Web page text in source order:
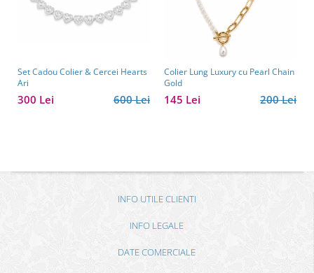
Set Cadou Colier & Cercei Hearts
Ari
600 Lei
300 Lei
Colier Lung Luxury cu Pearl Chain
Gold
200 Lei
145 Lei
INFO UTILE CLIENTI
INFO LEGALE
DATE COMERCIALE